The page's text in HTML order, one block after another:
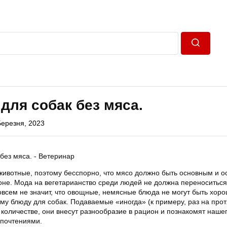
собак без мяса.
2023
поэтому бесспорно, что мясо должно быть основным и
Мода на вегетарианство среди людей не должна
не значит, что овощные, немясные блюда не могут быть
блюду для собак. Подаваемые «иногда» (к примеру, раз на
они внесут разнообразие в рацион и познакомят